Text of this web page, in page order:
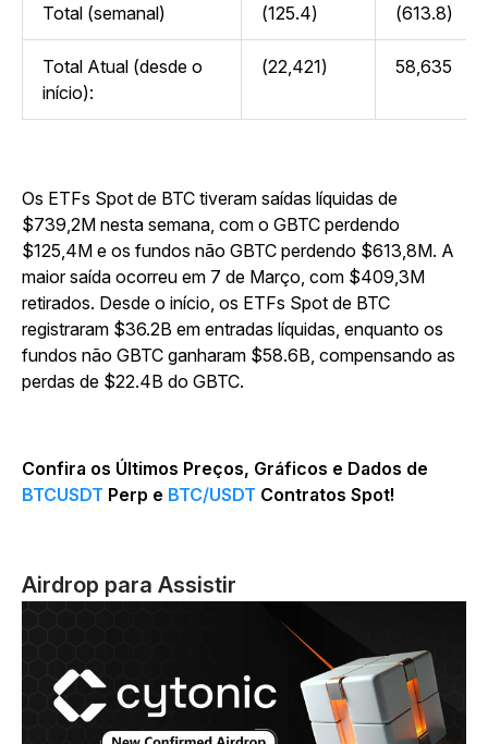
Total (semanal) (125.4) (613.8)
Total Atual (desde o
início):
(22,421) 58,635
Os ETFs Spot de BTC tiveram saídas líquidas de
$739,2M nesta semana, com o GBTC perdendo
$125,4M e os fundos não GBTC perdendo $613,8M. A
maior saída ocorreu em 7 de Março, com $409,3M
retirados. Desde o início, os ETFs Spot de BTC
registraram $36.2B em entradas líquidas, enquanto os
fundos não GBTC ganharam $58.6B, compensando as
perdas de $22.4B do GBTC.
Confira os Últimos Preços, Gráficos e Dados de
BTCUSDT Perp e BTC/USDT Contratos Spot!
Airdrop para Assistir